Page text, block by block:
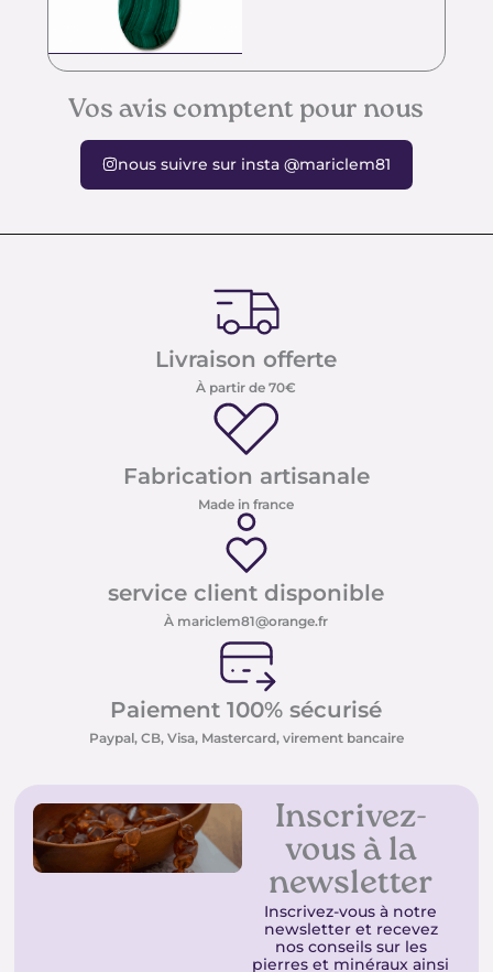
Vos avis comptent pour nous
nous suivre sur insta @mariclem81
Livraison offerte
À partir de 70€
Fabrication artisanale
Made in france
service client disponible
À mariclem81@orange.fr
Paiement 100% sécurisé
Paypal, CB, Visa, Mastercard, virement bancaire
Inscrivez-
vous à la
newsletter
Inscrivez-vous à notre
newsletter et recevez
nos conseils sur les
pierres et minéraux ainsi